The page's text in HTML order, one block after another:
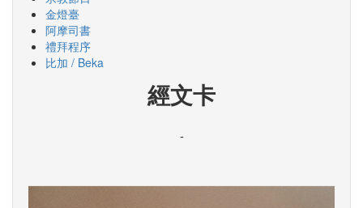
金燈臺
阿摩司書
禮拜程序
比加 / Beka
經文卡
-